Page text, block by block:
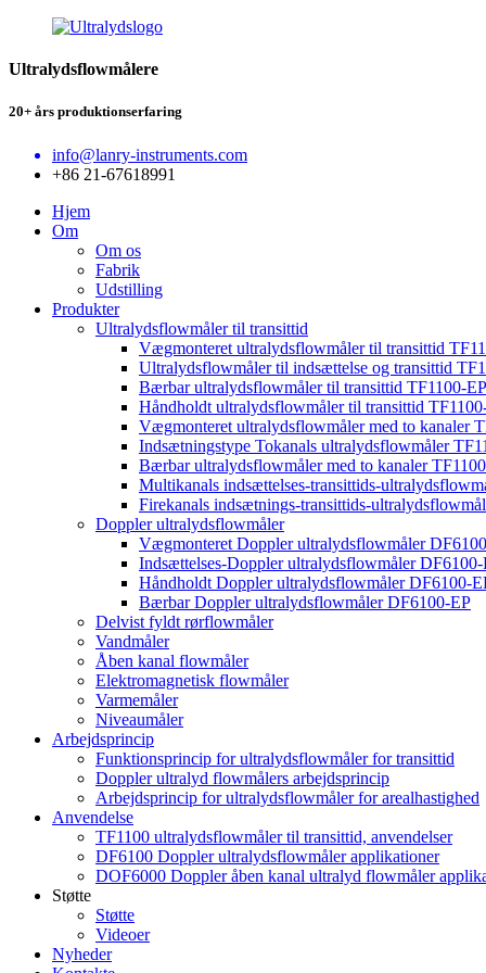
Ultralydsflowmålere
20+ års produktionserfaring
info@lanry-instruments.com
+86 21-67618991
Hjem
Om
Om os
Fabrik
Udstilling
Produkter
Ultralydsflowmåler til transittid
Vægmonteret ultralydsflowmåler til transittid
Ultralydsflowmåler til indsættelse og transittid
Bærbar ultralydsflowmåler til transittid TF1100-EP
Håndholdt ultralydsflowmåler til transittid
Vægmonteret ultralydsflowmåler med to kanaler
Indsætningstype Tokanals ultralydsflowmåler
Bærbar ultralydsflowmåler med to kanaler
Multikanals indsættelses-transittids-
Firekanals indsætnings-transittids-
Doppler ultralydsflowmåler
Vægmonteret Doppler ultralydsflowmåler
Indsættelses-Doppler ultralydsflowmåler
Håndholdt Doppler ultralydsflowmåler DF6100-
Bærbar Doppler ultralydsflowmåler DF6100-EP
Delvist fyldt rørflowmåler
Vandmåler
Åben kanal flowmåler
Elektromagnetisk flowmåler
Varmemåler
Niveaumåler
Arbejdsprincip
Funktionsprincip for ultralydsflowmåler for transittid
Doppler ultralyd flowmålers arbejdsprincip
Arbejdsprincip for ultralydsflowmåler for arealhastighed
Anvendelse
TF1100 ultralydsflowmåler til transittid, anvendelser
DF6100 Doppler ultralydsflowmåler applikationer
DOF6000 Doppler åben kanal ultralyd flowmåler
Støtte
Støtte
Videoer
Nyheder